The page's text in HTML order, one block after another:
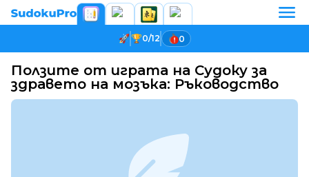
0/12 0
Ползите от играта на Судоку за
здравето на мозъка: Ръководство